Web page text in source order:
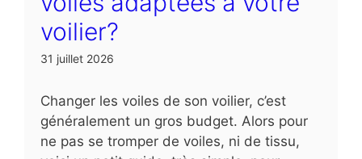
voilier?
31 juillet 2026
Changer les voiles de son voilier, c’est
généralement un gros budget. Alors pour
ne pas se tromper de voiles, ni de tissu,